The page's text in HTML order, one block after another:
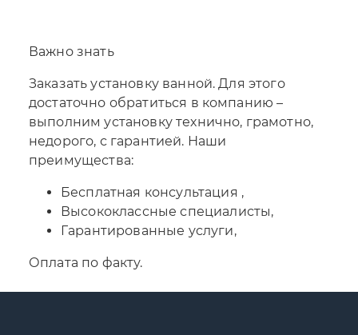
Важно знать
Заказать установку ванной. Для этого
достаточно обратиться в компанию –
выполним установку технично, грамотно,
недорого, с гарантией. Наши
преимущества:
Бесплатная консультация ,
Высококлассные специалисты,
Гарантированные услуги,
Оплата по факту.